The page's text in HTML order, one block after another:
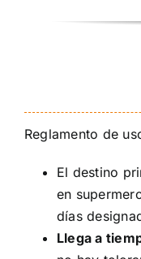
Reglamento de
El destino
en
días
Llega a